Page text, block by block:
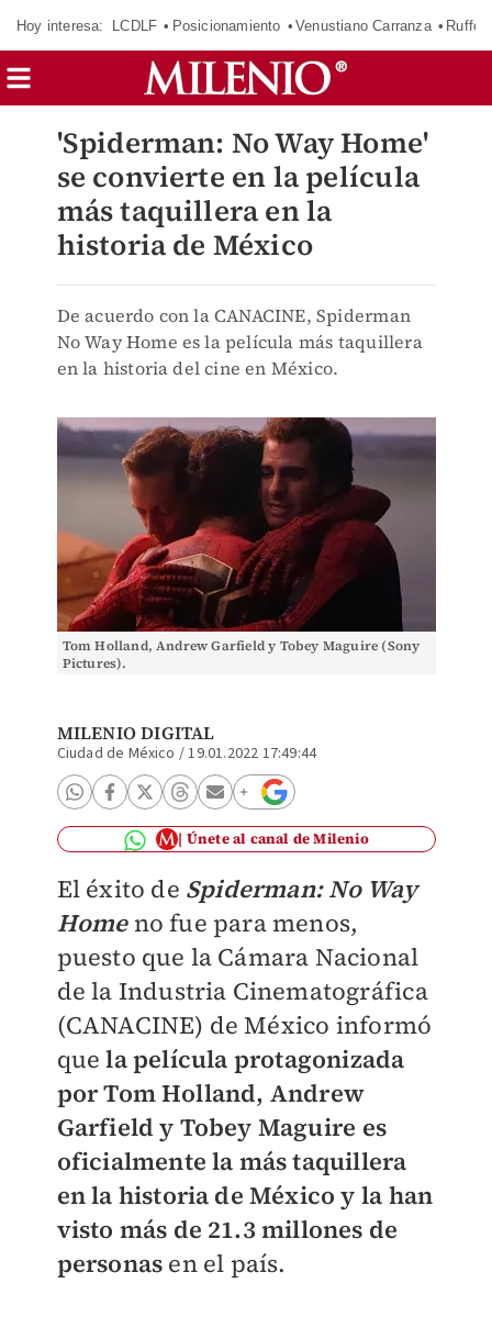
Hoy interesa: LCDLF Posicionamiento Venustiano Carranza Ruffo
'Spiderman: No Way Home'
se convierte en la película
más taquillera en la
historia de México
De acuerdo con la CANACINE, Spiderman
No Way Home es la película más taquillera
en la historia del cine en México.
Tom Holland, Andrew Garfield y Tobey Maguire (Sony
Pictures).
MILENIO DIGITAL
Ciudad de México /19.01.2022 17:49:44
Únete al canal de Milenio
El éxito de Spiderman: No Way
Homeno fue para menos,
puesto que la Cámara Nacional
de la Industria Cinematográfica
(CANACINE) de México informó
quela película protagonizada
por Tom Holland, Andrew
Garfield y Tobey Maguire es
oficialmente la más taquillera
en la historia de México y la han
visto más de 21.3 millones de
personas en el país.